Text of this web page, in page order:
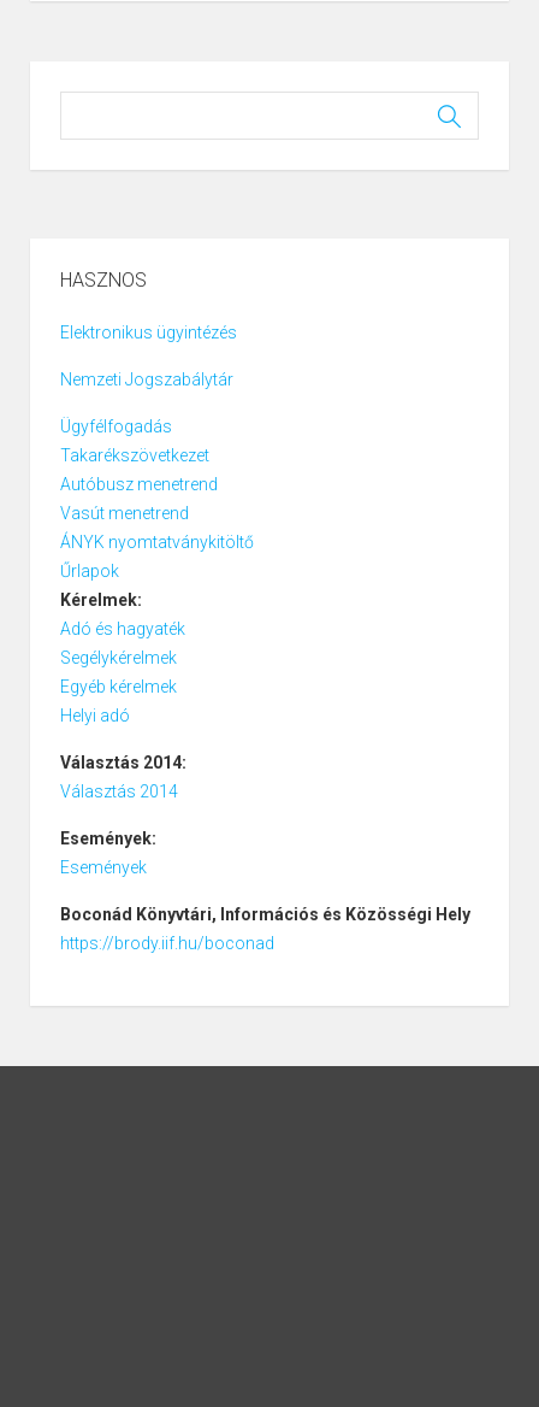
HASZNOS
Elektronikus ügyintézés
Nemzeti Jogszabálytár
Ügyfélfogadás
Takarékszövetkezet
Autóbusz menetrend
Vasút menetrend
ÁNYK nyomtatványkitöltő
Űrlapok
Kérelmek:
Adó és hagyaték
Segélykérelmek
Egyéb kérelmek
Helyi adó
Választás 2014:
Választás 2014
Események:
Események
Boconád Könyvtári, Információs és Közösségi Hely
https://brody.iif.hu/boconad